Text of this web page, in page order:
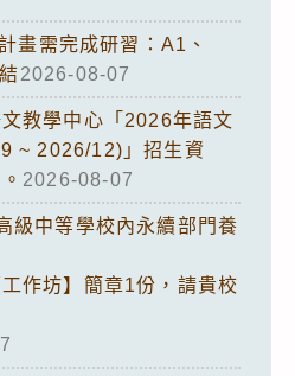
畫需完成研習：A1、
2026-08-07
教學中心「2026年語文
~ 2026/12)」招生資
2026-08-07
級中等學校內永續部門養
作坊】簡章1份，請貴校